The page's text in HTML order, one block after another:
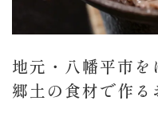
地元・八幡平市を
郷土の食材で作